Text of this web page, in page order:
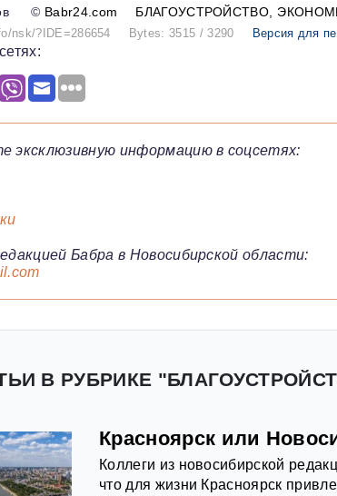
© Babr24.com БЛАГОУСТРОЙСТВО
nsk/?IDE=286654 Bytes: 3515 / 3290 Версия для
эксклюзивную информацию в соцсетях:
Бабра в Новосибирской области:
В РУБРИКЕ
Красноярск или
Коллеги из новосибирской
что для жизни Красноярск